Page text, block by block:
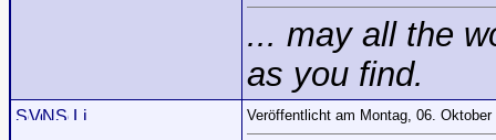
... may all the
as you find.
Veröffentlicht am Montag, 06.